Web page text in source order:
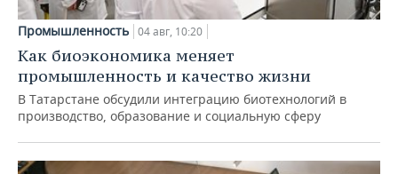
Промышленность 04 авг, 10:20
Как биоэкономика меняет
промышленность и качество жизни
В Татарстане обсудили интеграцию биотехнологий в
производство, образование и социальную сферу